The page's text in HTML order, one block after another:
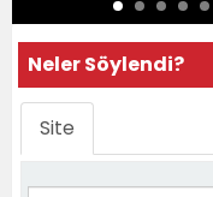
Neler Söylendi?
Site